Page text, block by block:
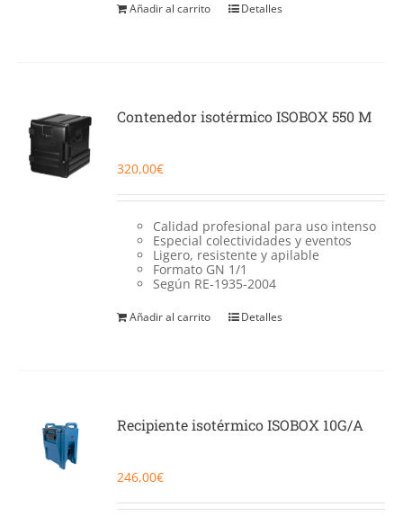
Añadir al carrito Detalles
Contenedor isotérmico ISOBOX 550 M
320,00€
Calidad profesional para uso intenso
Especial colectividades y eventos
Ligero, resistente y apilable
Formato GN 1/1
Según RE-1935-2004
Añadir al carrito Detalles
Recipiente isotérmico ISOBOX 10G/A
246,00€